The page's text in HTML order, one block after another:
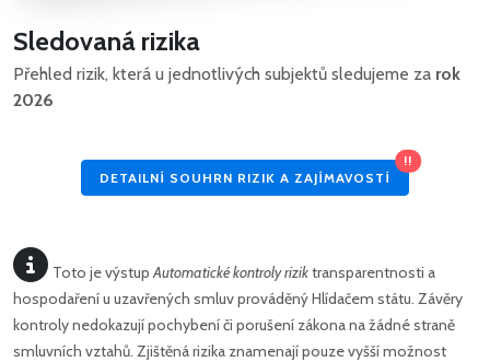
Sledovaná rizika
Přehled rizik, která u jednotlivých subjektů sledujeme za rok
2026
DETAILNÍ SOUHRN RIZIK A ZAJÍMAVOSTÍ
!!
Toto je výstupAutomatické kontroly riziktransparentnosti a
hospodaření u uzavřených smluv prováděný Hlídačem státu. Závěry
kontroly nedokazují pochybení či porušení zákona na žádné straně
smluvních vztahů. Zjištěná rizika znamenají pouze vyšší možnost